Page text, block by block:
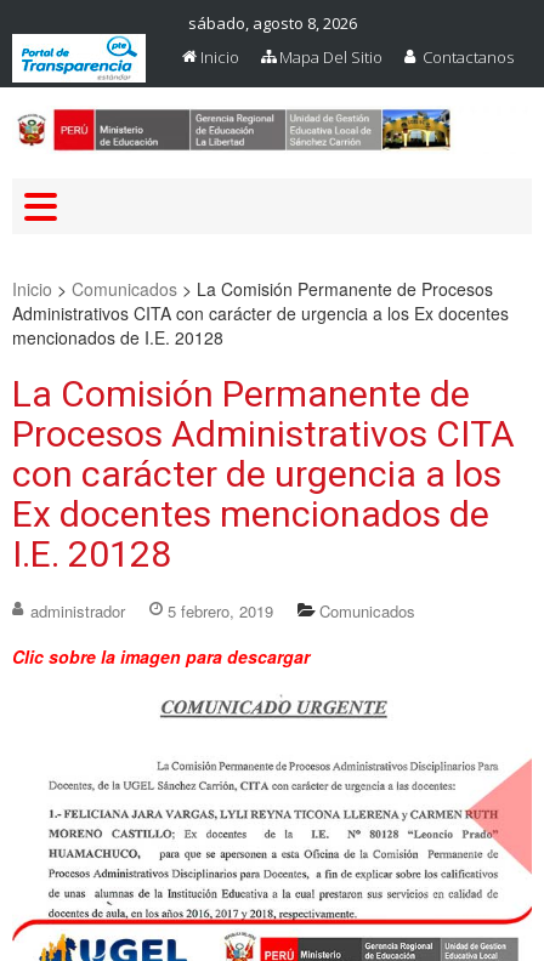
sábado, agosto 8, 2026
Inicio
Mapa Del Sitio Contactanos
Inicio > Comunicados > La Comisión Permanente de Procesos
Administrativos CITA con carácter de urgencia a los Ex docentes
mencionados de I.E. 20128
La Comisión Permanente de
Procesos Administrativos CITA
con carácter de urgencia a los
Ex docentes mencionados de
I.E. 20128
administrador 5 febrero, 2019 Comunicados
Clic sobre la imagen para descargar